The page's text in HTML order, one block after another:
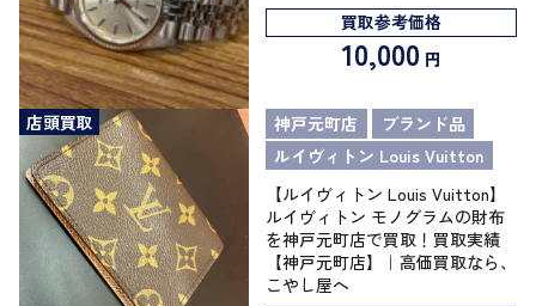
買取参考価格
10,000 円
店頭買取 神戸元町店
ブランド品
ルイヴィトン Louis Vuitton
【ルイヴィトン Louis Vuitton】
ルイヴィトン モノグラムの財布
を神戸元町店で買取！買取実績
【神戸元町店】｜高価買取なら、
こやし屋へ